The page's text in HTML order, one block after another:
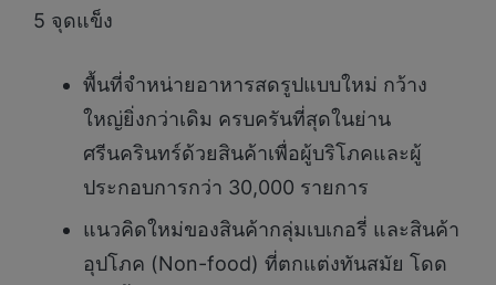
5 จุดแข็ง
พื้นที่จำหน่ายอาหารสดรูปแบบใหม่ กว้าง
ใหญ่ยิ่งกว่าเดิม ครบครันที่สุดในย่าน
ศรีนครินทร์ด้วยสินค้าเพื่อผู้บริโภคและผู้
ประกอบการกว่า 30,000 รายการ
แนวคิดใหม่ของสินค้ากลุ่มเบเกอรี่ และสินค้า
อุปโภค (Non-food) ที่ตกแต่งทันสมัย โดด